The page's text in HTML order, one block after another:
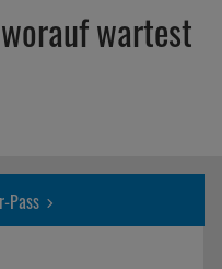
wartest
Pass